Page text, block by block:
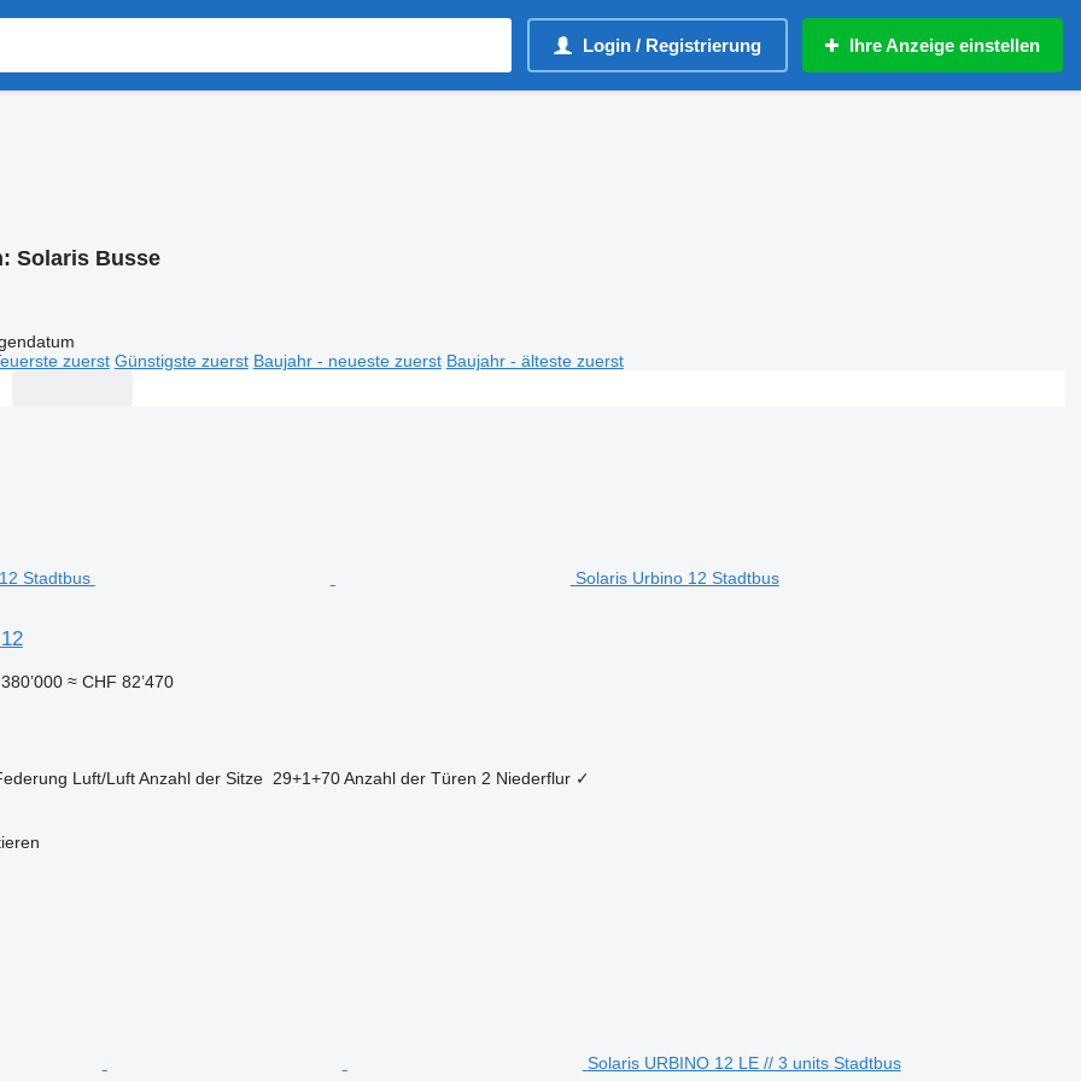
Login / Registrierung Ihre Anzeige einstellen
Solaris Busse
zuerst Günstigste zuerst Baujahr - neueste zuerst Baujahr - älteste zuerst
Solaris Urbino 12 Stadtbus
≈ CHF 82’470
Luft/Luft Anzahl der Sitze 29+1+70 Anzahl der Türen 2 Niederflur ✓
Solaris URBINO 12 LE // 3 units Stadtbus